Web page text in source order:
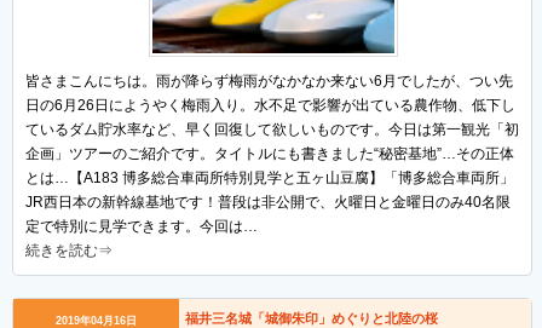
皆さまこんにちは。雨が降らず梅雨がなかなか来ない6月でしたが、つい先
日の6月26日にようやく梅雨入り。水不足で影響が出ている農作物、低下し
ているダム貯水率など、早く回復して欲しいものです。今日は第一観光「初
企画」ツアーのご紹介です。タイトルにも書きました“秘密基地”…その正体
とは…【A183 博多総合車両所特別見学と五ヶ山豆腐】「博多総合車両所」
JR西日本の新幹線基地です！普段は非公開で、火曜日と金曜日のみ40名限
定で特別に見学できます。今回は…
続きを読む⇒
2019年04月16日 福井三名城「城御朱印」めぐりと北陸の桜